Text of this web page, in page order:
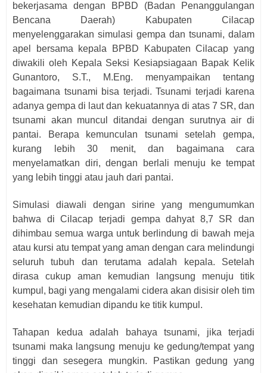
bekerjasama dengan BPBD (Badan Penanggulangan
Bencana Daerah) Kabupaten Cilacap
menyelenggarakan simulasi gempa dan tsunami, dalam
apel bersama kepala BPBD Kabupaten Cilacap yang
diwakili oleh Kepala Seksi Kesiapsiagaan Bapak Kelik
Gunantoro, S.T., M.Eng. menyampaikan tentang
bagaimana tsunami bisa terjadi. Tsunami terjadi karena
adanya gempa di laut dan kekuatannya di atas 7 SR, dan
tsunami akan muncul ditandai dengan surutnya air di
pantai. Berapa kemunculan tsunami setelah gempa,
kurang lebih 30 menit, dan bagaimana cara
menyelamatkan diri, dengan berlali menuju ke tempat
yang lebih tinggi atau jauh dari pantai.
Simulasi diawali dengan sirine yang mengumumkan
bahwa di Cilacap terjadi gempa dahyat 8,7 SR dan
dihimbau semua warga untuk berlindung di bawah meja
atau kursi atu tempat yang aman dengan cara melindungi
seluruh tubuh dan terutama adalah kepala. Setelah
dirasa cukup aman kemudian langsung menuju titik
kumpul, bagi yang mengalami cidera akan disisir oleh tim
kesehatan kemudian dipandu ke titik kumpul.
Tahapan kedua adalah bahaya tsunami, jika terjadi
tsunami maka langsung menuju ke gedung/tempat yang
tinggi dan sesegera mungkin. Pastikan gedung yang